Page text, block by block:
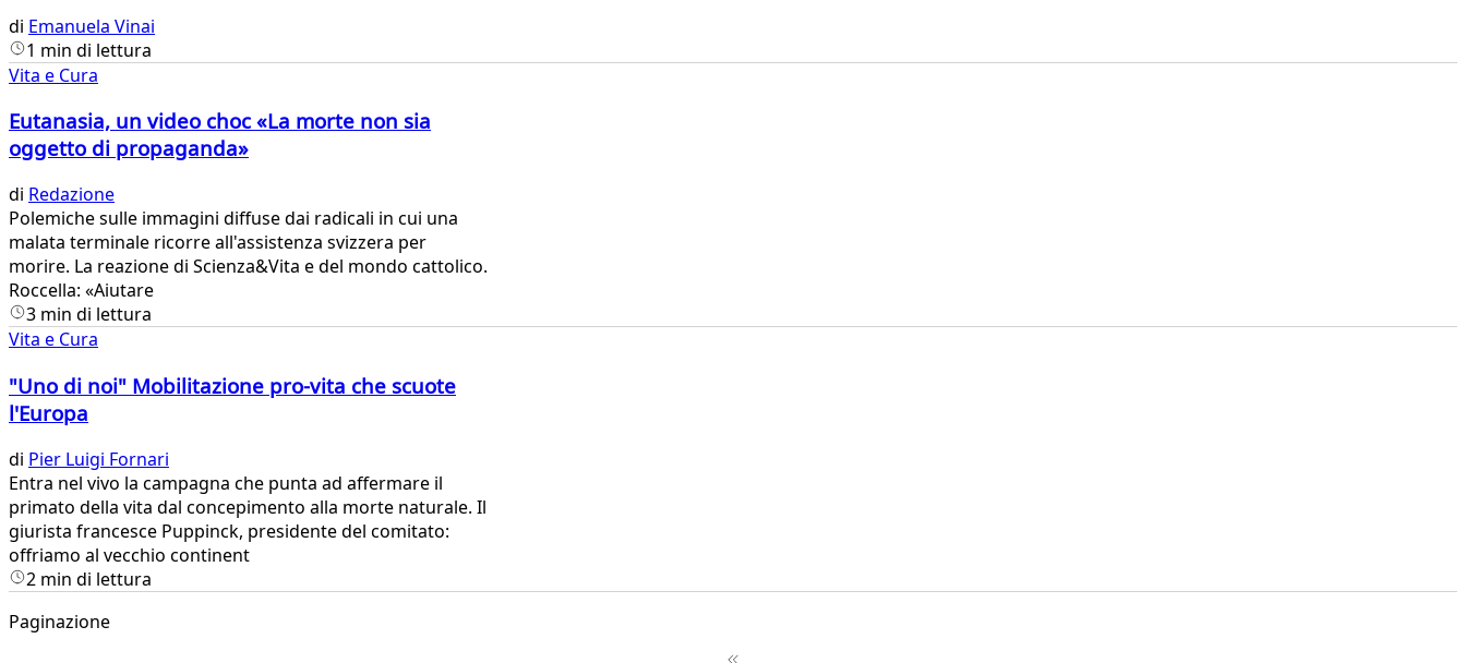
di Emanuela Vinai
1 min di lettura
Vita e Cura
Eutanasia, un video choc «La morte non sia
oggetto di propaganda»
di Redazione
Polemiche sulle immagini diffuse dai radicali in cui una
malata terminale ricorre all'assistenza svizzera per
morire. La reazione di Scienza&Vita e del mondo cattolico.
Roccella: «Aiutare
3 min di lettura
Vita e Cura
"Uno di noi" Mobilitazione pro-vita che scuote
l'Europa
di Pier Luigi Fornari
Entra nel vivo la campagna che punta ad affermare il
primato della vita dal concepimento alla morte naturale. Il
giurista francesce Puppinck, presidente del comitato:
offriamo al vecchio continent
2 min di lettura
Paginazione